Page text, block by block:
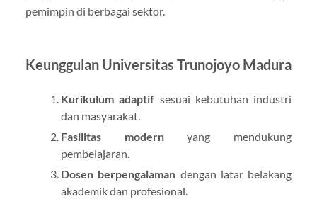
pemimpin di berbagai sektor.
Keunggulan Universitas Trunojoyo Madura
Kurikulum adaptif sesuai kebutuhan industri
dan masyarakat.
Fasilitas modernyang mendukung
pembelajaran.
Dosen berpengalaman dengan latar belakang
akademik dan profesional.